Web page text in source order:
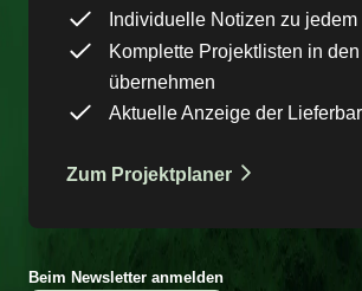
Individuelle Notizen zu
Komplette Projektlisten in
übernehmen
Aktuelle Anzeige der
Zum Projektplaner
Beim Newsletter anmelden